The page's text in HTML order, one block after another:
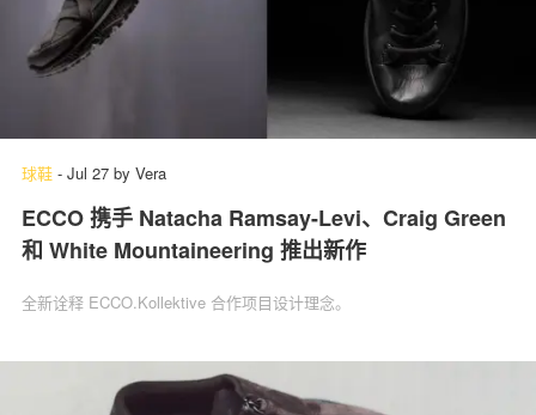
球鞋 - Jul 27 by Vera
ECCO 携手 Natacha Ramsay-Levi、Craig Green
和 White Mountaineering 推出新作
全新诠释 ECCO.Kollektive 合作项目设计理念。